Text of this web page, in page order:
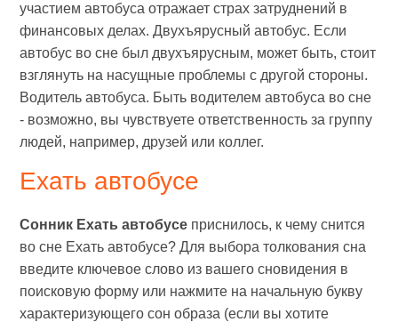
участием автобуса отражает страх затруднений в
финансовых делах. Двухъярусный автобус. Если
автобус во сне был двухъярусным, может быть, стоит
взглянуть на насущные проблемы с другой стороны.
Водитель автобуса. Быть водителем автобуса во сне
- возможно, вы чувствуете ответственность за группу
людей, например, друзей или коллег.
Ехать автобусе
Сонник Ехать автобусе приснилось, к чему снится
во сне Ехать автобусе? Для выбора толкования сна
введите ключевое слово из вашего сновидения в
поисковую форму или нажмите на начальную букву
характеризующего сон образа (если вы хотите